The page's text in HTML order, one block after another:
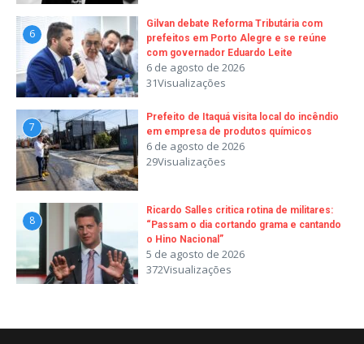
6
Gilvan debate Reforma Tributária com
prefeitos em Porto Alegre e se reúne
com governador Eduardo Leite
6 de agosto de 2026
31Visualizações
7
Prefeito de Itaquá visita local do incêndio
em empresa de produtos químicos
6 de agosto de 2026
29Visualizações
8
Ricardo Salles critica rotina de militares:
“Passam o dia cortando grama e cantando
o Hino Nacional”
5 de agosto de 2026
372Visualizações